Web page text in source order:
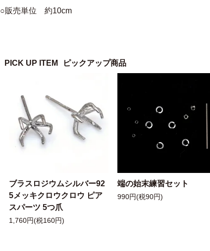
○販売単位 約10cm
PICK UP ITEM ピックアップ商品
ブラスロジウムシルバー92
5メッキクロウクロウ ピア
スパーツ 5つ爪
1,760円(税160円)
端の始末練習セット
990円(税90円)